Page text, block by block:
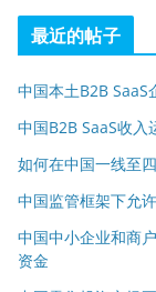
最近的帖子
中国本土B2B
中国B2B SaaS收
如何在中国一线至
中国监管框架下允
中国中小企业和商
资金